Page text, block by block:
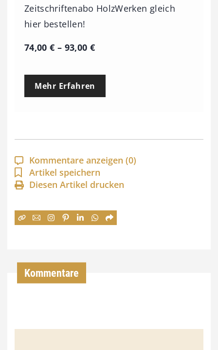
Zeitschriftenabo HolzWerken gleich
hier bestellen!
74,00€ – 93,00 €P
e
p
a
n
n
:
€
Mehr Erfahren
Kommentare anzeigen (0)
Artikel speichern
Diesen Artikel drucken
Kommentare